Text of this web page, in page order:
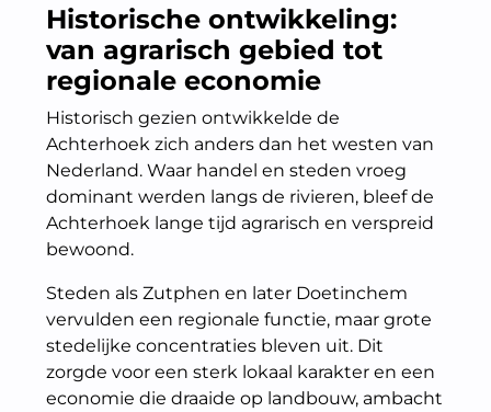
Historische ontwikkeling:
van agrarisch gebied tot
regionale economie
Historisch gezien ontwikkelde de
Achterhoek zich anders dan het westen van
Nederland. Waar handel en steden vroeg
dominant werden langs de rivieren, bleef de
Achterhoek lange tijd agrarisch en verspreid
bewoond.
Steden als Zutphen en later Doetinchem
vervulden een regionale functie, maar grote
stedelijke concentraties bleven uit. Dit
zorgde voor een sterk lokaal karakter en een
economie die draaide op landbouw, ambacht